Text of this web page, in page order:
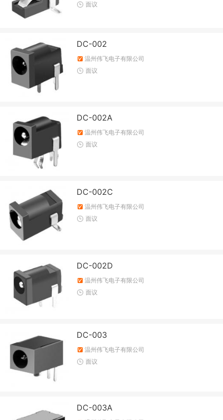
面议
DC-002
温州伟飞电子有限公司
面议
DC-002A
温州伟飞电子有限公司
面议
DC-002C
温州伟飞电子有限公司
面议
DC-002D
温州伟飞电子有限公司
面议
DC-003
温州伟飞电子有限公司
面议
DC-003A